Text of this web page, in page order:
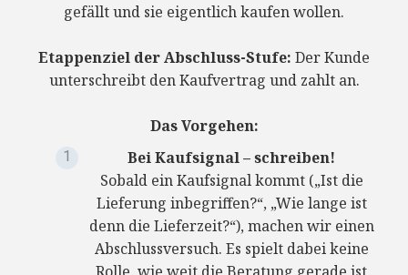
gefällt und sie eigentlich kaufen wollen.
Etappenziel der Abschluss-Stufe: Der Kunde
unterschreibt den Kaufvertrag und zahlt an.
Das Vorgehen:
Bei Kaufsignal – schreiben!
Sobald ein Kaufsignal kommt („Ist die
Lieferung inbegriffen?“, „Wie lange ist
denn die Lieferzeit?“), machen wir einen
Abschlussversuch. Es spielt dabei keine